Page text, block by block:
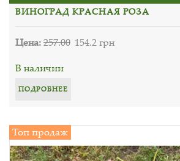
ВИНОГРАД КРАСНАЯ РОЗА
Цена:257.00 154.2 грн
В наличии
ПОДРОБНЕЕ
Топ продаж